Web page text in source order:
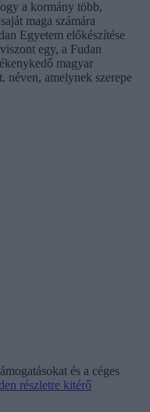
a kormány több,
maga számára
Egyetem előkészítése
egy, a Fudan
magyar
néven, amelynek szerepe
és a céges
részletre kitérő